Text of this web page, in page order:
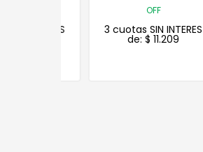
3 cuotas SIN INTERES
11.209